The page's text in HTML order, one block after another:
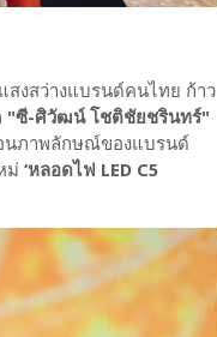
งสว่างแบรนด์คนไทย ก้าว
"ซี-ศิวัฒน์ โชติชัยชรินทร์"
นภาพลักษณ์ของแบรนด์
ม่ ‘หลอดไฟ LED C5